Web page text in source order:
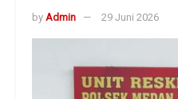
by Admin 29 Juni 2026